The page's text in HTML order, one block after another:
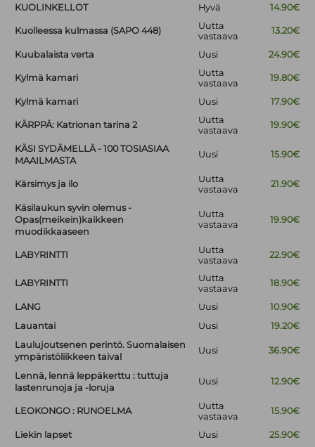
KUOLINKELLOT Hyvä 14.90€
Kuolleessa kulmassa (SAPO 448)
Uutta
vastaava
13.20€
Kuubalaista verta Uusi 24.90€
Kylmä kamari
Uutta
vastaava
19.80€
Kylmä kamari Uusi 17.90€
KÄRPPÄ: Katrionan tarina 2
Uutta
vastaava
19.90€
KÄSI SYDÄMELLÄ - 100 TOSIASIAA
MAAILMASTA
Uusi 15.90€
Kärsimys ja ilo
Uutta
vastaava
21.90€
Käsilaukun syvin olemus -
Opas(meikein)kaikkeen
muodikkaaseen
Uutta
vastaava
19.90€
LABYRINTTI
Uutta
vastaava
22.90€
LABYRINTTI
Uutta
vastaava
18.90€
LANG Uusi
10.90€
Lauantai
Uusi
19.20€
Laulujoutsenen perintö. Suomalaisen
ympäristöliikkeen taival
Uusi 36.90€
Lennä, lennä leppäkerttu : tuttuja
lastenrunoja ja -loruja
Uusi 12.90€
LEOKONGO : RUNOELMA
Uutta
vastaava
15.90€
Liekin lapset Uusi 25.90€